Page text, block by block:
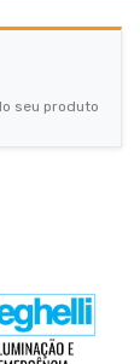
seu produto